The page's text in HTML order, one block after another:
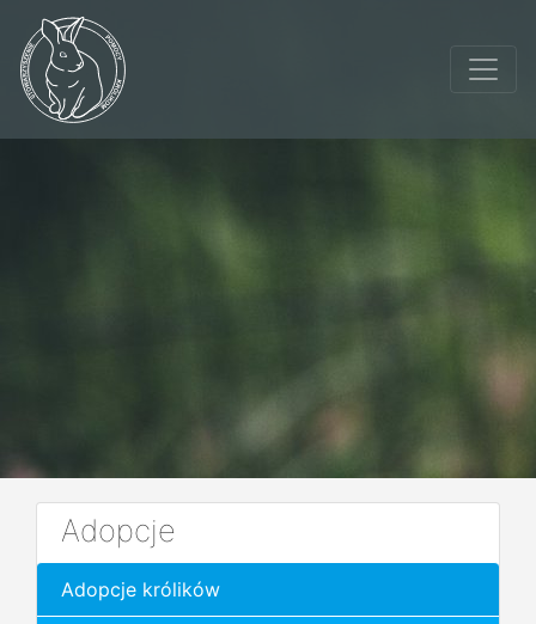
Adopcje
Adopcje królików